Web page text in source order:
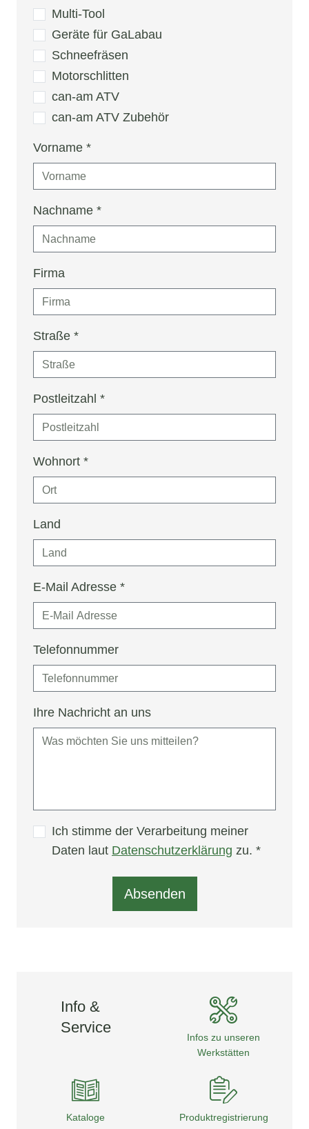
Multi-Tool
Geräte für GaLabau
Schneefräsen
Motorschlitten
can-am ATV
can-am ATV Zubehör
Vorname *
Nachname *
Firma
Straße *
Postleitzahl *
Wohnort *
Land
E-Mail Adresse *
Telefonnummer
Ihre Nachricht an uns
Ich stimme der Verarbeitung meiner
Daten laut Datenschutzerklärung zu. *
Absenden
Info &
Service
Infos zu unseren
Werkstätten
Kataloge Produktregistrierung